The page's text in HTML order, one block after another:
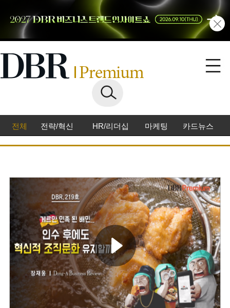
전체 전략/혁신 HR/리더십 마케팅 카드뉴스